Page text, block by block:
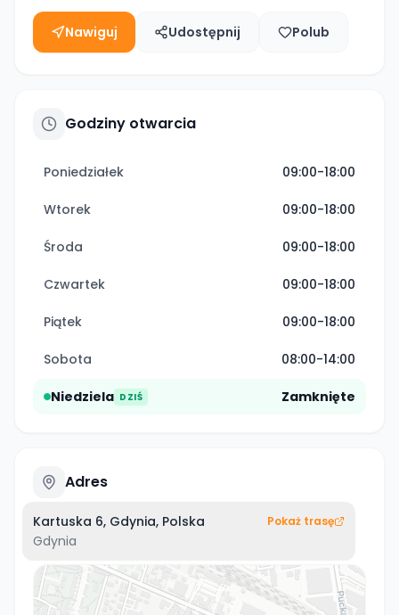
Nawiguj Udostępnij Polub
Godziny otwarcia
Poniedziałek 09:00-18:00
Wtorek 09:00-18:00
Środa 09:00-18:00
Czwartek 09:00-18:00
Piątek 09:00-18:00
Sobota 08:00-14:00
Niedziela DZIŚ Zamknięte
Adres
Kartuska 6, Gdynia, Polska
Gdynia
Pokaż trasę